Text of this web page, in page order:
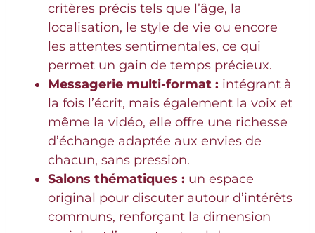
critères précis tels que l’âge, la
localisation, le style de vie ou encore
les attentes sentimentales, ce qui
permet un gain de temps précieux.
Messagerie multi-format : intégrant à
la fois l’écrit, mais également la voix et
même la vidéo, elle offre une richesse
d’échange adaptée aux envies de
chacun, sans pression.
Salons thématiques : un espace
original pour discuter autour d’intérêts
communs, renforçant la dimension